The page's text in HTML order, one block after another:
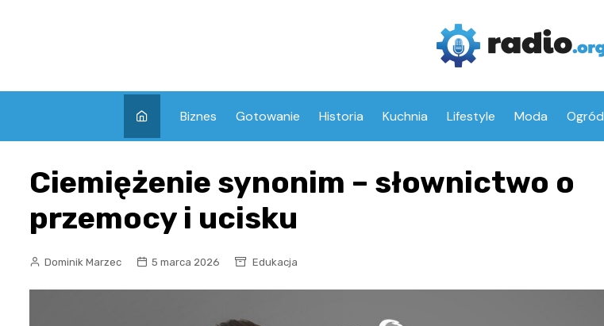
Biznes Gotowanie Historia Kuchnia Lifestyle Moda Ogród
Ciemiężenie synonim – słownictwo o
przemocy i ucisku
Dominik Marzec 5 marca 2026 Edukacja